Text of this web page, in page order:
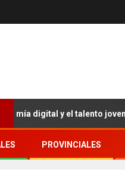
y el talento joven en RD.
PROVINCIALES